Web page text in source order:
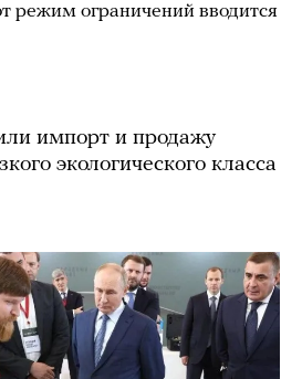
режим ограничений вводится
импорт и продажу
экологического класса